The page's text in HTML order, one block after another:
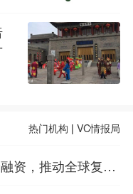
热门机构 |VC情报局
资，推动全球复合